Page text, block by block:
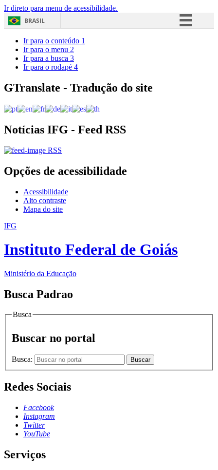
Ir direto para menu de acessibilidade.
BRASIL
Acesso à informação
Ir para o conteúdo 1
Ir para o menu 2
Ir para a busca 3
Ir para o rodapé 4
GTranslate - Tradução do site
Notícias IFG - Feed RSS
RSS
Opções de acessibilidade
Acessibilidade
Alto contraste
Mapa do site
IFG
Instituto Federal de Goiás
Ministério da Educação
Busca Padrao
Busca
Buscar no portal
Busca: Buscar
Redes Sociais
Facebook
Instagram
Twitter
YouTube
Serviços